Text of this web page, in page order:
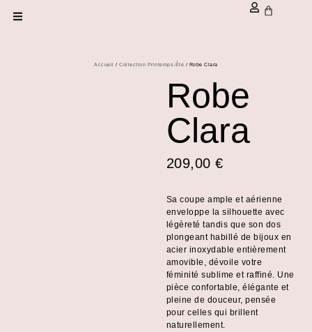
Accueil /Collection Printemps-Été / Robe Clara
Robe
Clara
209,00€
Sa coupe ample et aérienne
enveloppe la silhouette avec
légèreté tandis que son dos
plongeant habillé de bijoux en
acier inoxydable entièrement
amovible, dévoile votre
féminité sublime et raffiné. Une
pièce confortable, élégante et
pleine de douceur, pensée
pour celles qui brillent
naturellement.